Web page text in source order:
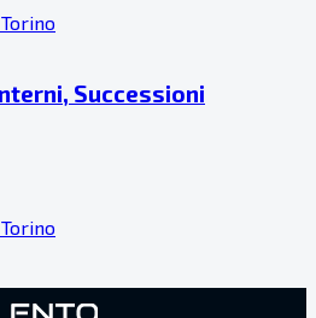
Successioni